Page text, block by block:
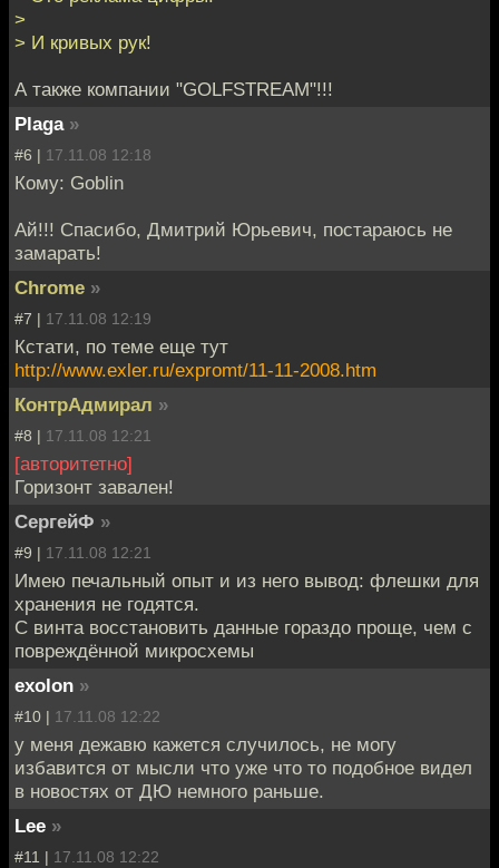
>
> И кривых рук!
А также компании "GOLFSTREAM"!!!
Plaga »
#6 | 17.11.08 12:18
Кому: Goblin
Ай!!! Спасибо, Дмитрий Юрьевич, постараюсь не
замарать!
Chrome »
#7 | 17.11.08 12:19
Кстати, по теме еще тут
http://www.exler.ru/expromt/11-11-2008.htm
КонтрАдмирал »
#8 | 17.11.08 12:21
[авторитетно]
Горизонт завален!
СергейФ »
#9 | 17.11.08 12:21
Имею печальный опыт и из него вывод: флешки для
хранения не годятся.
С винта восстановить данные гораздо проще, чем с
повреждённой микросхемы
exolon »
#10 | 17.11.08 12:22
у меня дежавю кажется случилось, не могу
избавится от мысли что уже что то подобное видел
в новостях от ДЮ немного раньше.
Lee »
#11 | 17.11.08 12:22